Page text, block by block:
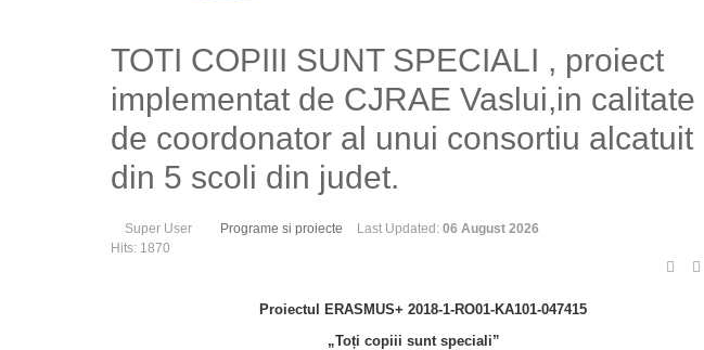
TOTI COPIII SUNT SPECIALI , proiect
implementat de CJRAE Vaslui,in calitate
de coordonator al unui consortiu alcatuit
din 5 scoli din judet.
Super User Programe si proiecte Last Updated: 06 August 2026
Hits: 1870
Proiectul ERASMUS+ 2018-1-RO01-KA101-047415
„Toți copiii sunt speciali”